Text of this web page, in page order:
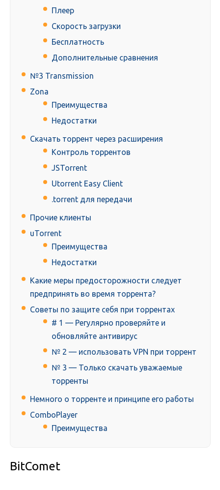
Плеер
Скорость загрузки
Бесплатность
Дополнительные сравнения
№3 Transmission
Zona
Преимущества
Недостатки
Скачать торрент через расширения
Контроль торрентов
JSTorrent
Utorrent Easy Client
.torrent для передачи
Прочие клиенты
uTorrent
Преимущества
Недостатки
Какие меры предосторожности следует
предпринять во время торрента?
Советы по защите себя при торрентах
# 1 — Регулярно проверяйте и
обновляйте антивирус
№ 2 — использовать VPN при торрент
№ 3 — Только скачать уважаемые
торренты
Немного о торренте и принципе его работы
ComboPlayer
Преимущества
BitComet